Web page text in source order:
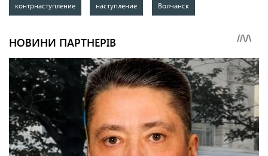
контрнаступление наступление Волчанск